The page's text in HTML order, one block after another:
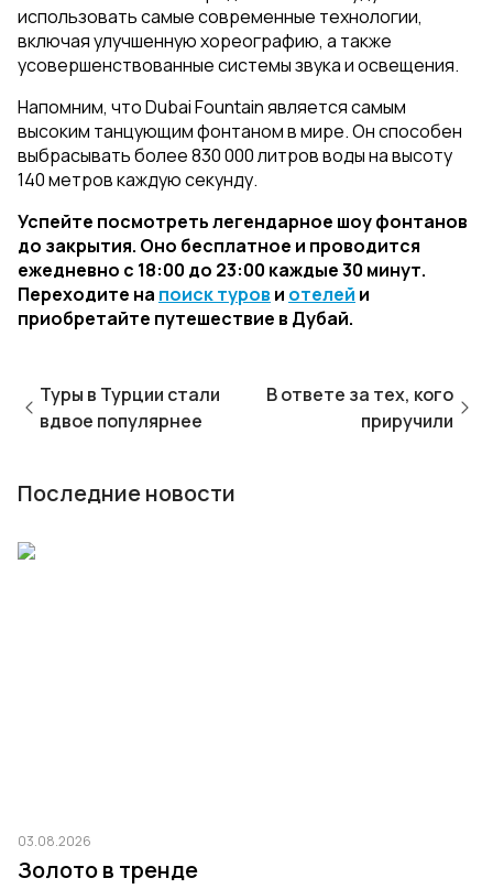
использовать самые современные технологии,
включая улучшенную хореографию, а также
усовершенствованные системы звука и освещения.
Напомним, что Dubai Fountain является самым
высоким танцующим фонтаном в мире. Он способен
выбрасывать более 830 000 литров воды на высоту
140 метров каждую секунду.
Успейте посмотреть легендарное шоу фонтанов
до закрытия. Оно бесплатное и проводится
ежедневно с 18:00 до 23:00 каждые 30 минут.
Переходите на поиск туров и отелей и
приобретайте путешествие в Дубай.
Туры в Турции стали
вдвое популярнее
В ответе за тех, кого
приручили
Последние новости
03.08.2026
Золото в тренде